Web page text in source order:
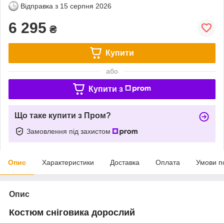
Відправка з 15 серпня 2026
6 295 ₴
Купити
або
Купити з
Що таке купити з Пром?
Замовлення під захистом
Опис Характеристики Доставка Оплата Умови
Опис
Костюм сніговика дорослий